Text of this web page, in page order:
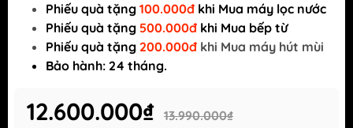
Phiếu quà tặng 100.000đ khi Mua máy lọc nước
Phiếu quà tặng 500.000đ khi Mua bếp từ
Phiếu quà tặng 200.000đ khi Mua máy hút mùi
Bảo hành: 24 tháng.
12.600.000₫ 13.990.000₫